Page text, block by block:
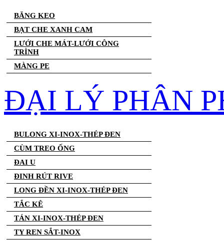
BĂNG KEO
BẠT CHE XANH CAM
LƯỚI CHE MÁT-LƯỚI CÔNG
TRÌNH
MÀNG PE
ĐẠI LÝ PHÂN
BULONG XI-INOX-THÉP ĐEN
CÙM TREO ỐNG
ĐAI U
ĐINH RÚT RIVE
LONG ĐỀN XI-INOX-THÉP ĐEN
TẮC KÊ
TÁN XI-INOX-THÉP ĐEN
TY REN SẮT-INOX